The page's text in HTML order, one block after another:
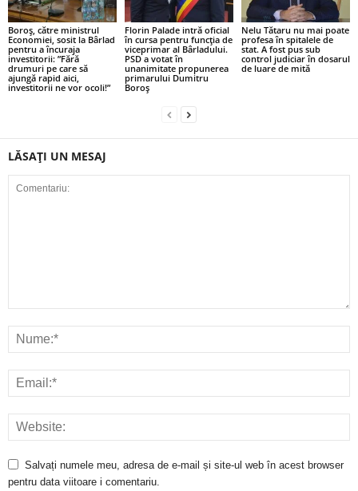
Boroș, către ministrul
Economiei, sosit la Bârlad
pentru a încuraja
investitorii: ”Fără
drumuri pe care să
ajungă rapid aici,
investitorii ne vor ocoli!”
Florin Palade intră oficial
în cursa pentru funcția de
viceprimar al Bârladului.
PSD a votat în
unanimitate propunerea
primarului Dumitru
Boroș
Nelu Tătaru nu mai poate
profesa în spitalele de
stat. A fost pus sub
control judiciar în dosarul
de luare de mită
LĂSAȚI UN MESAJ
Salvați numele meu, adresa de e-mail și site-ul web în acest browser
pentru data viitoare i comentariu.